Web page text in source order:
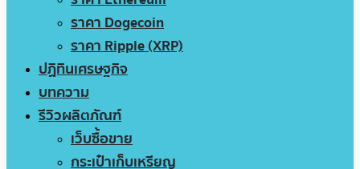
ราคา Dogecoin
ราคา Ripple (XRP)
ปฏิทินเศรษฐกิจ
บทความ
รีวิวผลิตภัณฑ์
เว็บซื้อขาย
กระเป๋าเก็บเหรียญ